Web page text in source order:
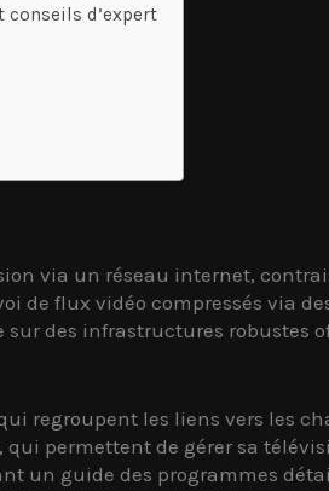
conseils d’expert
via un réseau internet,
de flux vidéo compressés via
sur des infrastructures robustes
regroupent les liens vers les
permettent de gérer sa
un guide des programmes